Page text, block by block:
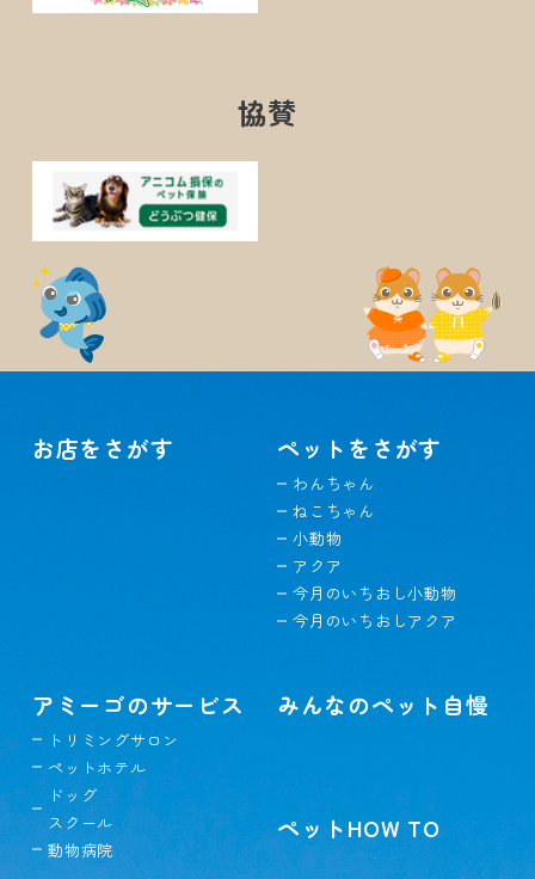
協賛
お店をさがす ペットをさがす
わんちゃん
ねこちゃん
小動物
アクア
今月のいちおし小動物
今月のいちおしアクア
アミーゴのサービス
トリミングサロン
ペットホテル
ドッグ
スクール
動物病院
みんなのペット自慢
ペットHOW TO